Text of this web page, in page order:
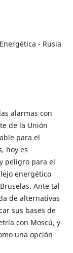
- Rusia
alarmas con
de la Unión
para el
hoy es
peligro para el
energético
Ante tal
de alternativas
sus bases de
con Moscú, y
una opción